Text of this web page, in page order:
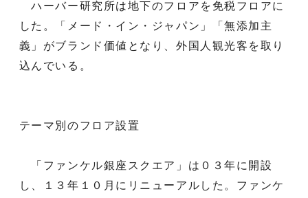
ハーバー研究所は地下のフロアを免税フロアに
した。「メード・イン・ジャパン」「無添加主
義」がブランド価値となり、外国人観光客を取り
込んでいる。
テーマ別のフロア設置
「ファンケル銀座スクエア」は０３年に開設
し、１３年１０月にリニューアルした。ファンケ